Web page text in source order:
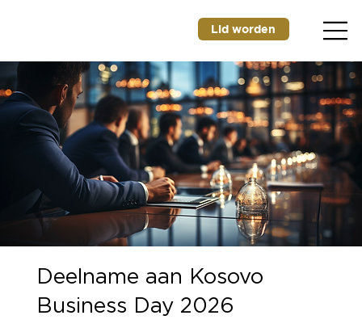
Lid worden
Deelname aan Kosovo
Business Day 2026